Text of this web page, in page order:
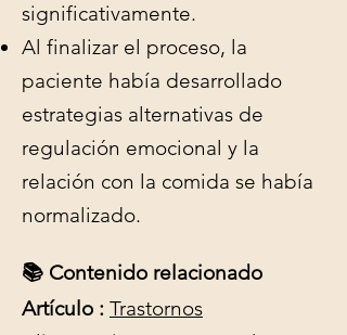
significativamente.
Al finalizar el proceso, la
paciente había desarrollado
estrategias alternativas de
regulación emocional y la
relación con la comida se había
normalizado.
📚 Contenido relacionado
Artículo : Trastornos